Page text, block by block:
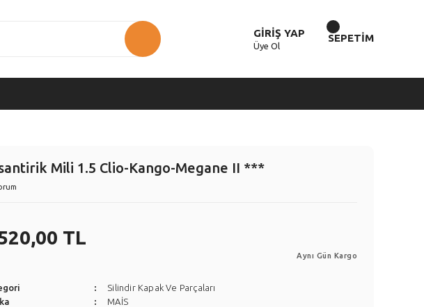
GİRİŞ YAP
Üye Ol
SEPETİM
Mili 1.5 Clio-Kango-Megane II ***
TL
Aynı Gün Kargo
Silindir Kapak Ve Parçaları
MAİS